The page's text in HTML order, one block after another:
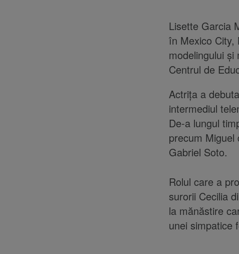
Lisette Garcia
în Mexico City,
modelingului
Centrul de
Actrița a
intermediul
De-a lungul
precum Miguel
Gabriel Soto.
Rolul care a
surorii Cecilia
la mănăstire
unei simpatice